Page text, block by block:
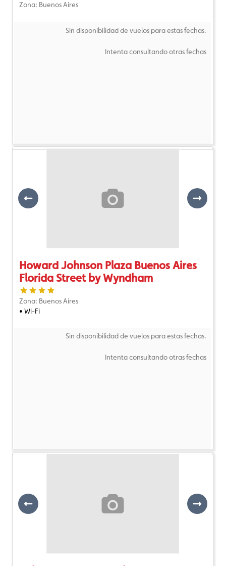
Zona: Buenos Aires
Sin disponibilidad de vuelos para estas fechas.
Intenta consultando otras fechas
Previous Next
Howard Johnson Plaza Buenos Aires
Florida Street by Wyndham
Zona: Buenos Aires
• Wi-Fi
Sin disponibilidad de vuelos para estas fechas.
Intenta consultando otras fechas
Previous Next